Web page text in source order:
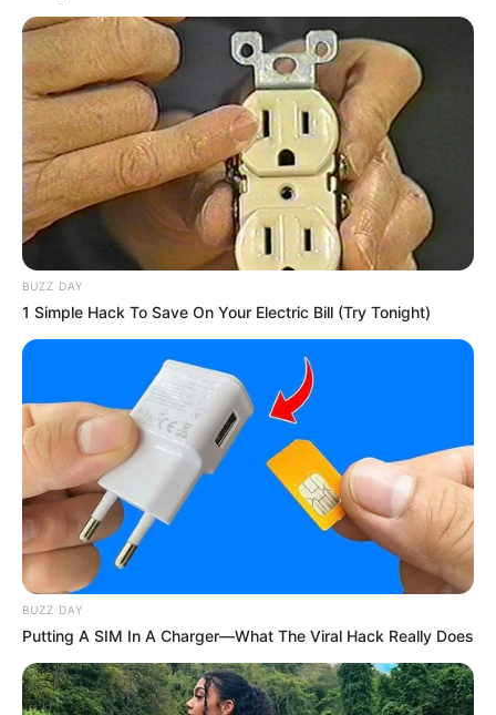
Baik di Instagram, TikTok maupun YouTube, ia memiliki jutaan
pengikut yang setia dengan kontennya.
Baca juga:Biodata, Profil, dan Fakta Kinigra Deon
BUZZ DAY
1 Simple Hack To Save On Your Electric Bill (Try Tonight)
BUZZ DAY
Putting A SIM In A Charger—What The Viral Hack Really Does